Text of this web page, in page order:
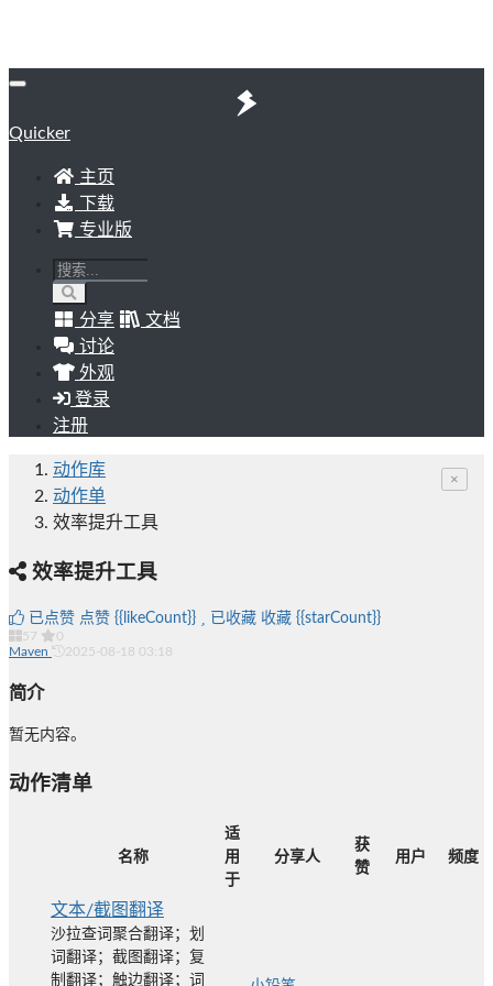
Quicker
主页
下载
专业版
分享
文档
讨论
外观
登录
注册
动作库
动作单
效率提升工具
效率提升工具
已点赞 点赞 {{likeCount}} 已收藏 收藏 {{starCount}}
57
0
Maven
2025-08-18 03:18
简介
暂无内容。
动作清单
名称
适
用
于
分享人
获
赞
用户 频度
文本/截图翻译
沙拉查词聚合翻译；划
词翻译；截图翻译；复
制翻译；触边翻译；词
×